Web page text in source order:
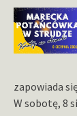
zapowiada
W sobotę, 8